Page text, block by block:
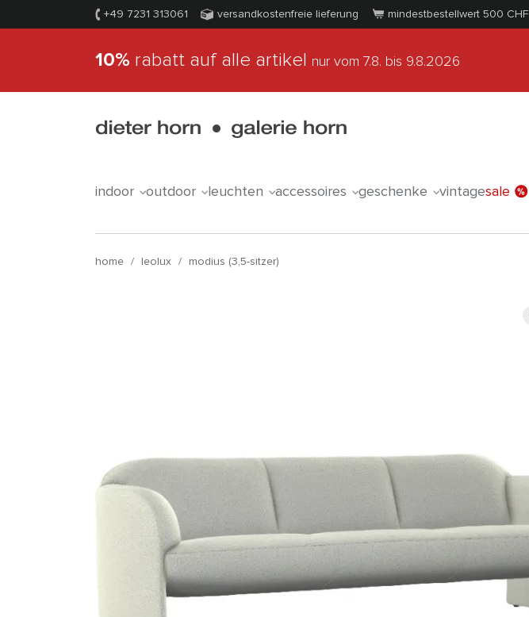
+49 7231 313061 versandkostenfreie lieferung mindestbestellwert 500 CHF
10% rabatt auf alle artikel nur vom 7.8. bis 9.8.2026
indoor outdoor leuchten accessoires geschenke vintagesale
home / leolux / modius (3,5-sitzer)